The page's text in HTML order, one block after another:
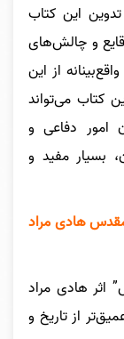
تدوین این کتاب
و چالش‌های
از این
کتاب می‌تواند
امور دفاعی و
بسیار مفید و
مقدس هادی مراد
اثر هادی مراد
از تاریخ و